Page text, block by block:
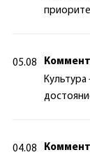
05.08
Культура
04.08